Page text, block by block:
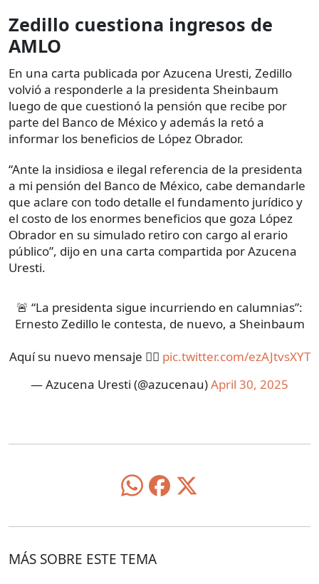
Zedillo cuestiona ingresos de
AMLO
En una carta publicada por Azucena Uresti, Zedillo
volvió a responderle a la presidenta Sheinbaum
luego de que cuestionó la pensión que recibe por
parte del Banco de México y además la retó a
informar los beneficios de López Obrador.
“Ante la insidiosa e ilegal referencia de la presidenta
a mi pensión del Banco de México, cabe demandarle
que aclare con todo detalle el fundamento jurídico y
el costo de los enormes beneficios que goza López
Obrador en su simulado retiro con cargo al erario
público”, dijo en una carta compartida por Azucena
Uresti.
🚨 “La presidenta sigue incurriendo en calumnias”:
Ernesto Zedillo le contesta, de nuevo, a Sheinbaum
Aquí su nuevo mensaje 👇🏼 pic.twitter.com/ezAJtvsXYT
— Azucena Uresti (@azucenau)April 30, 2025
MÁS SOBRE ESTE TEMA